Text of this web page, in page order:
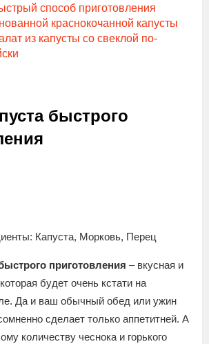
способ приготовления
краснокочанной капусты
из капусты со свеклой по-
быстрого
Капуста, Морковь, Перец
приготовления – вкусная и
будет очень кстати на
Да и ваш обычный обед или ужин
сделает только аппетитней. А
количеству чеснока и горького